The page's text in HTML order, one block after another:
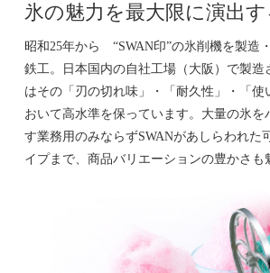
氷の魅力を最大限に演出す
昭和25年から “SWAN印”の氷削機を製造
鉄工。日本国内の自社工場（大阪）で製造
はその「刃の切れ味」・「耐久性」・「使
おいて高水準を保っています。大量の氷を
す業務用のみならずSWANがあしらわれた
イプまで、商品バリエーションの豊かさも